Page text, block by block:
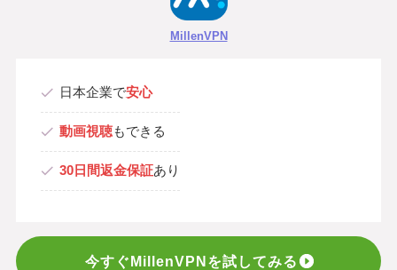
MillenVPN
日本企業で安心
動画視聴もできる
30日間返金保証あり
今すぐMillenVPNを試してみる